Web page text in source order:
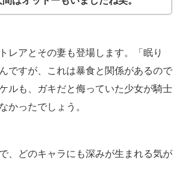
レアとその妻も登場します。「眠り
ですが、これは暴食と関係があるので
ルも、ガキだと侮っていた少女が騎士
かったでしょう。
、どのキャラにも深みが生まれる気が